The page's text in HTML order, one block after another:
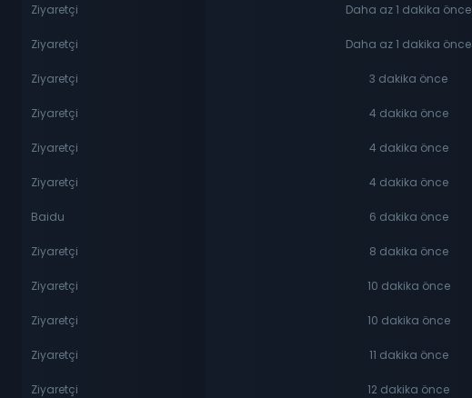
Ziyaretçi Daha az 1 dakika önce
Ziyaretçi Daha az 1 dakika önce
Ziyaretçi 3 dakika önce
Ziyaretçi 4 dakika önce
Ziyaretçi 4 dakika önce
Ziyaretçi 4 dakika önce
Baidu 6 dakika önce
Ziyaretçi 8 dakika önce
Ziyaretçi 10 dakika önce
Ziyaretçi 10 dakika önce
Ziyaretçi 11 dakika önce
Ziyaretçi 12 dakika önce